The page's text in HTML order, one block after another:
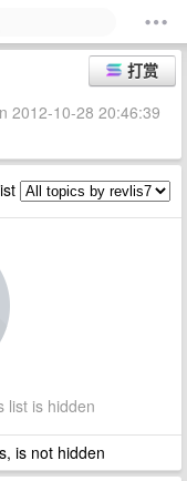
打赏
2012-10-28 20:46:39
list is hidden
is not hidden